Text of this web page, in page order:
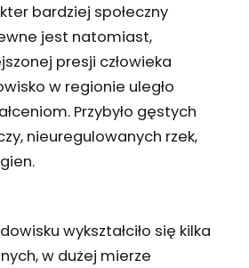
bardziej społeczny
jest natomiast,
presji człowieka
w regionie uległo
Przybyło gęstych
nieuregulowanych rzek,
wykształciło się kilka
w dużej mierze